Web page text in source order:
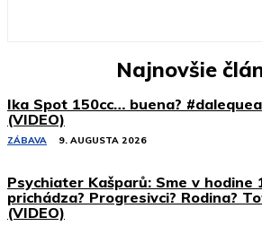
Najnovšie
Ika Spot 150cc… buena?
(VIDEO)
ZÁBAVA 9. AUGUSTA 2026
Psychiater Kašparů: Sme v hodine
prichádza? Progresivci? Rodina?
(VIDEO)